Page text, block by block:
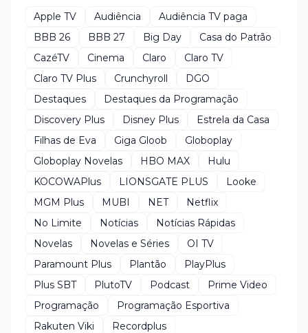
Apple TV Audiência
Audiência TV paga
BBB 26
BBB 27 Big Day
Casa do Patrão
CazéTV
Cinema Claro
Claro TV
Claro TV Plus
Crunchyroll
DGO
Destaques
Destaques da Programação
Discovery Plus
Disney Plus
Estrela da Casa
Filhas de Eva
Giga Gloob
Globoplay
Globoplay Novelas
HBO MAX
Hulu
KOCOWAPlus
LIONSGATE PLUS
Looke
MGM Plus
MUBI NET
Netflix
No Limite
Notícias
Notícias Rápidas
Novelas
Novelas e Séries
OI TV
Paramount Plus
Plantão
PlayPlus
Plus SBT
PlutoTV Podcast
Prime Video
Programação
Programação Esportiva
Rakuten Viki
Recordplus